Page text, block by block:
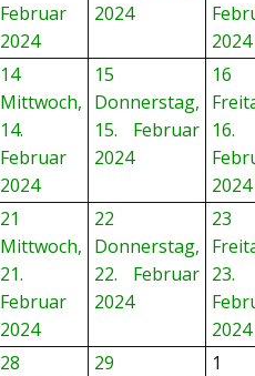
Februar
2024
2024
2024
14
Mittwoch,
14.
Februar
2024
15
Donnerstag,
15. Februar
2024
16
16.
2024
21
Mittwoch,
21.
Februar
2024
22
Donnerstag,
22. Februar
2024
23
23.
2024
28
29
1